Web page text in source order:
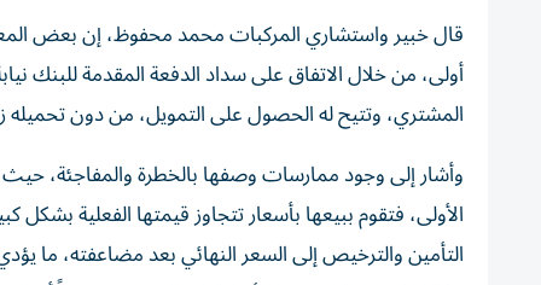
قال خبير واستشاري المركبات محمد محفوظ، إن بعض
أولى، من خلال الاتفاق على سداد الدفعة المقدمة للبنك
المشتري، وتتيح له الحصول على التمويل، من دون تحميله
وأشار إلى وجود ممارسات وصفها بالخطرة والمفاجئة،
الأولى، فتقوم ببيعها بأسعار تتجاوز قيمتها الفعلية